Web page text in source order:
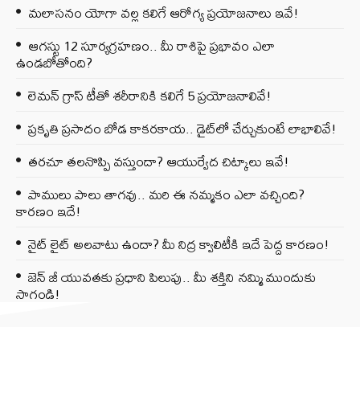
మలాసనం యోగా వల్ల కలిగే ఆరోగ్య ప్రయోజనాలు ఇవే!
ఆగస్టు 12 సూర్యగ్రహణం.. మీ రాశిపై ప్రభావం ఎలా
ఉండబోతోంది?
లెమన్ గ్రాస్ టీతో శరీరానికి కలిగే 5 ప్రయోజనాలివే!
ప్రకృతి ప్రసాదం బోడ కాకరకాయ.. డైట్‌లో చేర్చుకుంటే లాభాలివే!
తరచూ తలనొప్పి వస్తుందా? ఆయుర్వేద చిట్కాలు ఇవే!
పాములు పాలు తాగవు.. మరి ఈ నమ్మకం ఎలా వచ్చింది?
కారణం ఇదే!
నైట్ లైట్ అలవాటు ఉందా? మీ నిద్ర క్వాలిటీకి ఇదే పెద్ద కారణం!
జెన్‌ జీ యువతకు ప్రధాని పిలుపు.. మీ శక్తిని నమ్మి ముందుకు
సాగండి!